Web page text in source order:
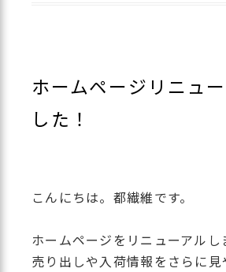
ホームページリニュ
した！
こんにちは。都繊維です。
ホームページをリニューアルし
売り出しや入荷情報をさらに